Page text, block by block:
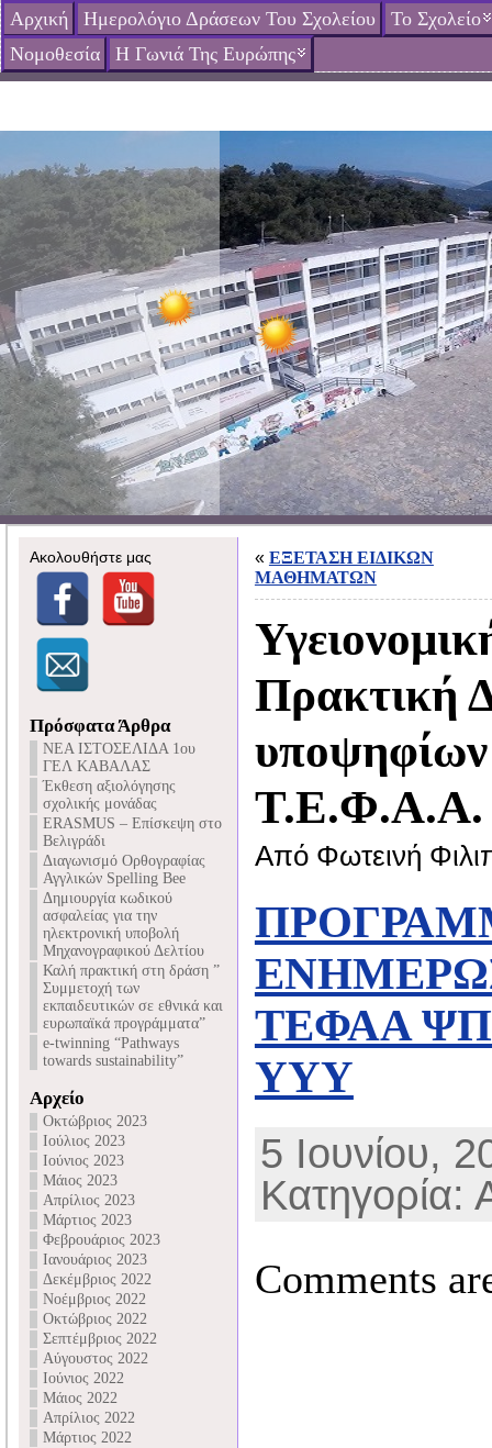
Αρχική Ημερολόγιο Δράσεων Του Σχολείου
Το Σχολείο
Νομοθεσία
Η Γωνιά Της Ευρώπης
Ακολουθήστε μας
Πρόσφατα Άρθρα
NEA ΙΣΤΟΣΕΛΙΔΑ 1ου
ΓΕΛ ΚΑΒΑΛΑΣ
Έκθεση αξιολόγησης
σχολικής μονάδας
ERASMUS – Επίσκεψη στο
Βελιγράδι
Διαγωνισμό Ορθογραφίας
Αγγλικών Spelling Bee
Δημιουργία κωδικού
ασφαλείας για την
ηλεκτρονική υποβολή
Μηχανογραφικού Δελτίου
Καλή πρακτική στη δράση ”
Συμμετοχή των
εκπαιδευτικών σε εθνικά και
ευρωπαϊκά προγράμματα”
e-twinning “Pathways
towards sustainability”
Αρχείο
Οκτώβριος 2023
Ιούλιος 2023
Ιούνιος 2023
Μάιος 2023
Απρίλιος 2023
Μάρτιος 2023
Φεβρουάριος 2023
Ιανουάριος 2023
Δεκέμβριος 2022
Νοέμβριος 2022
Οκτώβριος 2022
Σεπτέμβριος 2022
Αύγουστος 2022
Ιούνιος 2022
Μάιος 2022
Απρίλιος 2022
Μάρτιος 2022
« ΕΞΕΤΑΣΗ ΕΙΔΙΚΩΝ
ΜΑΘΗΜΑΤΩΝ
Πρακτική
υποψηφίων
Τ.Ε.Φ.Α.Α.
Από Φωτεινή
ΤΕΦΑΑ
ΥΥΥ
5 Ιουνίου,
Κατηγορία:
Comments